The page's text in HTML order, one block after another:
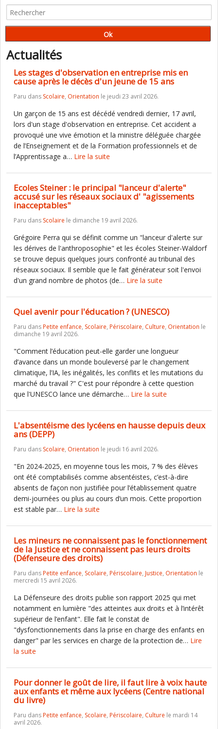
Actualités
Les stages d'observation en entreprise mis en
cause après le décès d'un jeune de 15 ans
Paru dans Scolaire, Orientation le jeudi 23 avril 2026.
Un garçon de 15 ans est décédé vendredi dernier, 17 avril,
lors d'un stage d'observation en entreprise. Cet accident a
provoqué une vive émotion et la ministre déléguée chargée
de l’Enseignement et de la Formation professionnels et de
l’Apprentissage a… Lire la suite
Ecoles Steiner : le principal "lanceur d'alerte"
accusé sur les réseaux sociaux d' "agissements
inacceptables"
Paru dans Scolaire le dimanche 19 avril 2026.
Grégoire Perra qui se définit comme un "lanceur d'alerte sur
les dérives de l'anthroposophie" et les écoles Steiner-Waldorf
se trouve depuis quelques jours confronté au tribunal des
réseaux sociaux. Il semble que le fait générateur soit l'envoi
d'un grand nombre de photos (de… Lire la suite
Quel avenir pour l'éducation ? (UNESCO)
Paru dansPetite enfance, Scolaire, Périscolaire, Culture, Orientation le
dimanche 19 avril 2026.
"Comment l’éducation peut-elle garder une longueur
d’avance dans un monde bouleversé par le changement
climatique, l’IA, les inégalités, les conflits et les mutations du
marché du travail ?" C'est pour répondre à cette question
que l'UNESCO lance une démarche… Lire la suite
L'absentéisme des lycéens en hausse depuis deux
ans (DEPP)
Paru dans Scolaire, Orientation le jeudi 16 avril 2026.
"En 2024-2025, en moyenne tous les mois, 7 % des élèves
ont été comptabilisés comme absentéistes, c’est-à-dire
absents de façon non justifiée pour l’établissement quatre
demi-journées ou plus au cours d’un mois. Cette proportion
est stable par… Lire la suite
Les mineurs ne connaissent pas le fonctionnement
de la Justice et ne connaissent pas leurs droits
(Défenseure des droits)
Paru dansPetite enfance, Scolaire, Périscolaire, Justice, Orientation le
mercredi 15 avril 2026.
La Défenseure des droits publie son rapport 2025 qui met
notamment en lumière "des atteintes aux droits et à l’intérêt
supérieur de l’enfant". Elle fait le constat de
"dysfonctionnements dans la prise en charge des enfants en
danger" par les services en charge de la protection de… Lire
la suite
Pour donner le goût de lire, il faut lire à voix haute
aux enfants et même aux lycéens (Centre national
du livre)
Paru dansPetite enfance, Scolaire, Périscolaire, Culture le mardi 14
avril 2026.